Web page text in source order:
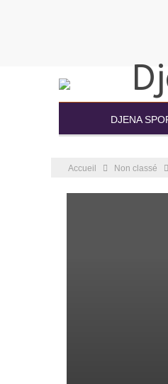
DJENA
Accueil Non classé